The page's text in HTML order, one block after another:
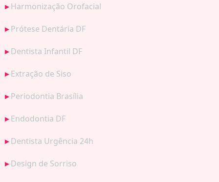
Harmonização Orofacial
Prótese Dentária DF
Dentista Infantil DF
Extração de Siso
Periodontia Brasília
Endodontia DF
Dentista Urgência 24h
Design de Sorriso